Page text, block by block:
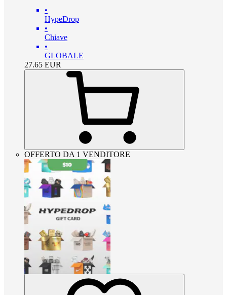
•
HypeDrop
•
Chiave
•
GLOBALE
27.65 EUR
OFFERTO DA 1 VENDITORE